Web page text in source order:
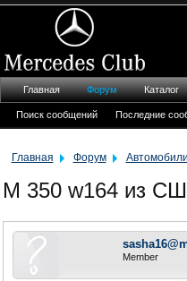
Главная Форум
M 350 w164 из
Member
Главная Форум
Поиск сообщений Последние
Каталог